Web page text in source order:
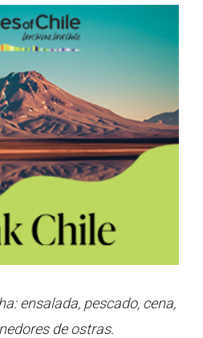
ensalada, pescado, cena,
de ostras.